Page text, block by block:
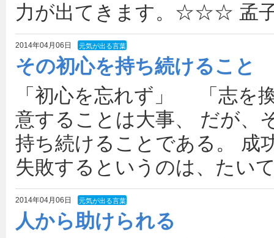
力が出てきます。☆☆☆ 孟
2014年04月06日 元気が出る言葉
その初心を持ち続けること
「初心を忘れず」 「志を
意することは大事、 だが、
持ち続けることである。 成
失敗するというのは、たい
2014年04月06日 元気が出る言葉
人から助けられる